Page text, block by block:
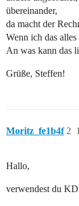
übereinander,
da macht der
Wenn ich das
An was kann das
Grüße, Steffen!
Moritz_fe1b4f 2
Hallo,
verwendest du